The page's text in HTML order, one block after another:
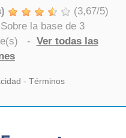
(3,67/5)
la base de 3
- Ver todas las
- Términos